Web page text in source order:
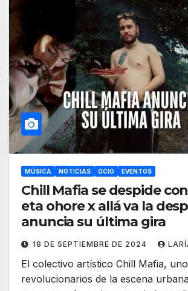
MÚSICA NOTICIAS OCIO EVENTOS
Chill Mafia se despide
eta ohore x allá va la
anuncia su última gira
18 DE SEPTIEMBRE DE 2024
El colectivo artístico Chill Mafia,
revolucionarios de la escena